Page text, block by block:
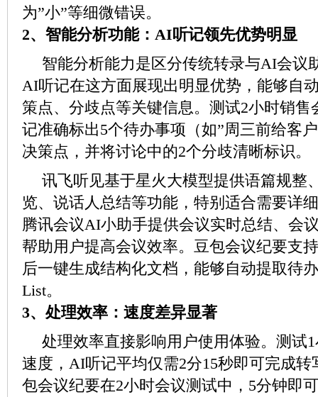
为”小”等细微错误。
2、智能分析功能：AI听记领先优势明显
智能分析能力是区分传统转录与AI会议
AI听记在这方面展现出明显优势，能够自
策点、分歧点等关键信息。测试2小时销
记准确标出5个待办事项（如”周三前给客
决策点，并将讨论中的2个分歧清晰标识。
讯飞听见基于星火大模型提供语篇规整
览、说话人总结等功能，特别适合需要详
腾讯会议AI小助手提供会议实时总结、会
帮助用户提高会议效率。豆包会议纪要支
后一键生成结构化文档，能够自动提取待
List。
3、处理效率：速度差异显著
处理效率直接影响用户使用体验。测试
速度，AI听记平均仅需2分15秒即可完成转
包会议纪要在2小时会议测试中，5分钟即